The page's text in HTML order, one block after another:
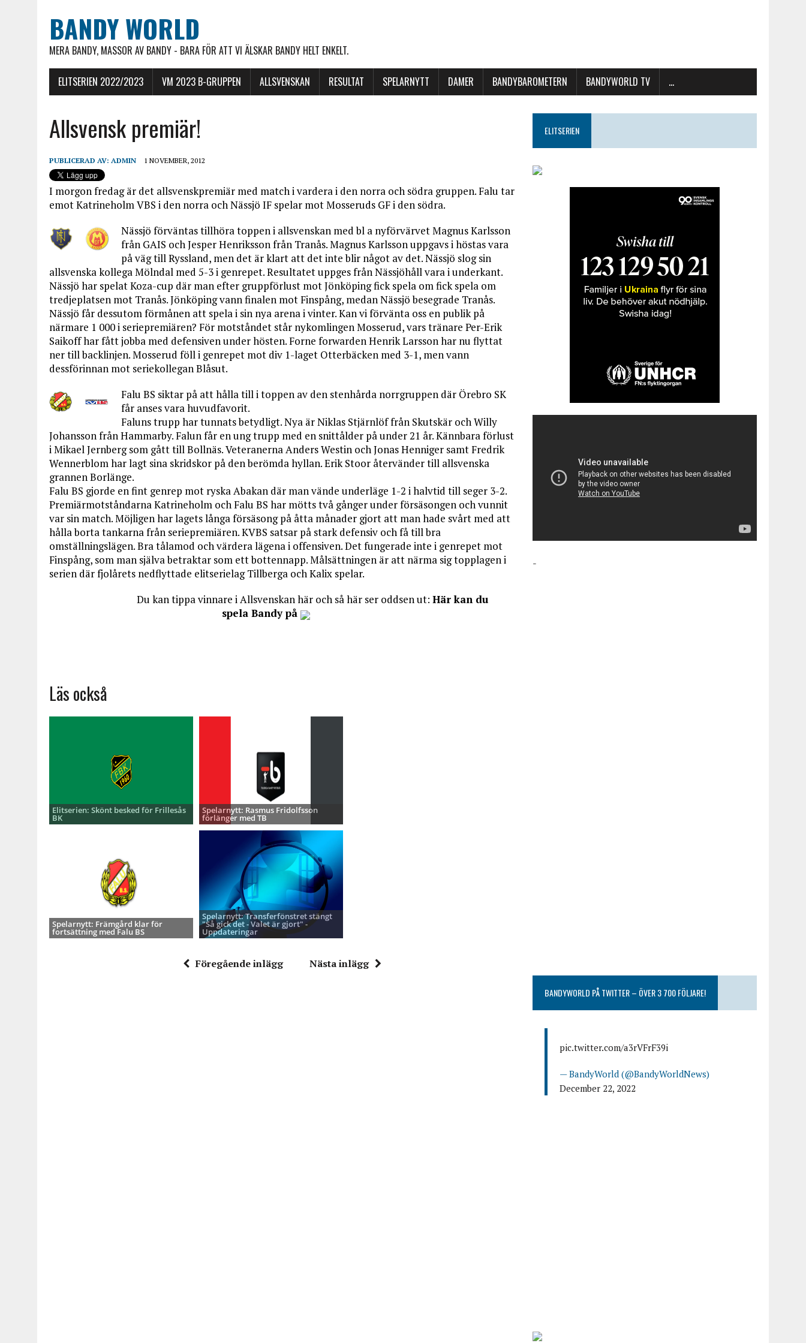
BANDY WORLD
MERA BANDY, MASSOR AV BANDY - BARA FÖR ATT VI ÄLSKAR BANDY HELT ENKELT.
ELITSERIEN 2022/2023 VM 2023 B-GRUPPEN ALLSVENSKAN RESULTAT SPELARNYTT DAMER BANDYBAROMETERN BANDYWORLD TV …
Allsvensk premiär!
PUBLICERAD AV: ADMIN 1 NOVEMBER, 2012
I morgon fredag är det allsvenskpremiär med match i vardera i den norra och södra gruppen. Falu tar
emot Katrineholm VBS i den norra och Nässjö IF spelar mot Mosseruds GF i den södra.
Nässjö förväntas tillhöra toppen i allsvenskan med bl a nyförvärvet Magnus Karlsson
från GAIS och Jesper Henriksson från Tranås. Magnus Karlsson uppgavs i höstas vara
på väg till Ryssland, men det är klart att det inte blir något av det. Nässjö slog sin
allsvenska kollega Mölndal med 5-3 i genrepet. Resultatet uppges från Nässjöhåll vara i underkant.
Nässjö har spelat Koza-cup där man efter gruppförlust mot Jönköping fick spela om fick spela om
tredjeplatsen mot Tranås. Jönköping vann finalen mot Finspång, medan Nässjö besegrade Tranås.
Nässjö får dessutom förmånen att spela i sin nya arena i vinter. Kan vi förvänta oss en publik på
närmare 1 000 i seriepremiären? För motståndet står nykomlingen Mosserud, vars tränare Per-Erik
Saikoff har fått jobba med defensiven under hösten. Forne forwarden Henrik Larsson har nu flyttat
ner till backlinjen. Mosserud föll i genrepet mot div 1-laget Otterbäcken med 3-1, men vann
dessförinnan mot seriekollegan Blåsut.
Falu BS siktar på att hålla till i toppen av den stenhårda norrgruppen där Örebro SK
får anses vara huvudfavorit.
Faluns trupp har tunnats betydligt. Nya är Niklas Stjärnlöf från Skutskär och Willy
Johansson från Hammarby. Falun får en ung trupp med en snittålder på under 21 år. Kännbara förlust
i Mikael Jernberg som gått till Bollnäs. Veteranerna Anders Westin och Jonas Henniger samt Fredrik
Wennerblom har lagt sina skridskor på den berömda hyllan. Erik Stoor återvänder till allsvenska
grannen Borlänge.
Falu BS gjorde en fint genrep mot ryska Abakan där man vände underläge 1-2 i halvtid till seger 3-2.
Premiärmotståndarna Katrineholm och Falu BS har mötts två gånger under försäsongen och vunnit
var sin match. Möjligen har lagets långa försäsong på åtta månader gjort att man hade svårt med att
hålla borta tankarna från seriepremiären. KVBS satsar på stark defensiv och få till bra
omställningslägen. Bra tålamod och värdera lägena i offensiven. Det fungerade inte i genrepet mot
Finspång, som man själva betraktar som ett bottennapp. Målsättningen är att närma sig topplagen i
serien där fjolårets nedflyttade elitserielag Tillberga och Kalix spelar.
Du kan tippa vinnare i Allsvenskan här och så här ser oddsen ut: Här kan du
spela Bandy på
Läs också
Elitserien: Skönt besked för Frillesås
BK
Spelarnytt: Rasmus Fridolfsson
förlänger med TB
Spelarnytt: Främgård klar för
fortsättning med Falu BS
Spelarnytt: Transferfönstret stängt
"Så gick det - Valet är gjort" -
Uppdateringar
Föregående inlägg Nästa inlägg
ELITSERIEN
-
BANDYWORLD PÅ TWITTER – ÖVER 3 700 FÖLJARE!
pic.twitter.com/a3rVFrF39i
— BandyWorld (@BandyWorldNews)
December 22, 2022